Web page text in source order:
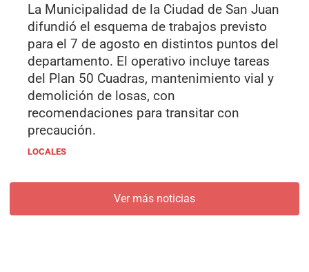
La Municipalidad de la Ciudad de San Juan
difundió el esquema de trabajos previsto
para el 7 de agosto en distintos puntos del
departamento. El operativo incluye tareas
del Plan 50 Cuadras, mantenimiento vial y
demolición de losas, con
recomendaciones para transitar con
precaución.
LOCALES
Ver más noticias